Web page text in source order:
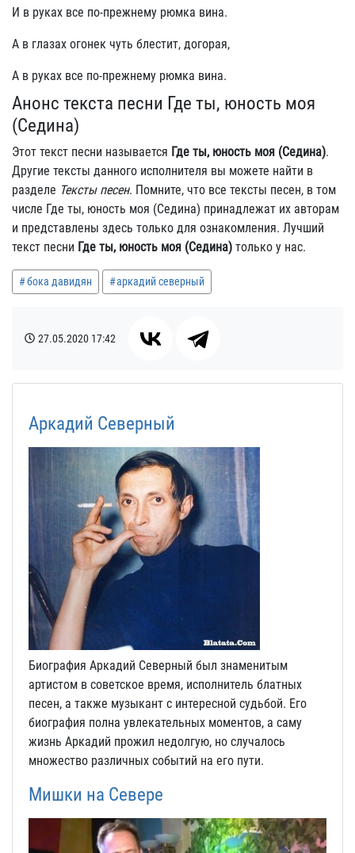
И в руках все по-прежнему рюмка вина.
А в глазах огонек чуть блестит, догорая,
А в руках все по-прежнему рюмка вина.
Анонс текста песни Где ты, юность моя
(Седина)
Этот текст песни называется Где ты, юность моя (Седина).
Другие тексты данного исполнителя вы можете найти в
разделе Тексты песен. Помните, что все тексты песен, в том
числе Где ты, юность моя (Седина) принадлежат их авторам
и представлены здесь только для ознакомления. Лучший
текст песни Где ты, юность моя (Седина) только у нас.
бока давидян аркадий северный
27.05.2020 17:42
Аркадий Северный
Биография Аркадий Северный был знаменитым
артистом в советское время, исполнитель блатных
песен, а также музыкант с интересной судьбой. Его
биография полна увлекательных моментов, а саму
жизнь Аркадий прожил недолгую, но случалось
множество различных событий на его пути.
Мишки на Севере